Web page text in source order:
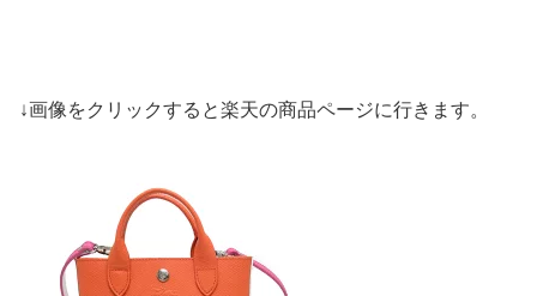
↓画像をクリックすると楽天の商品ページに行きます。